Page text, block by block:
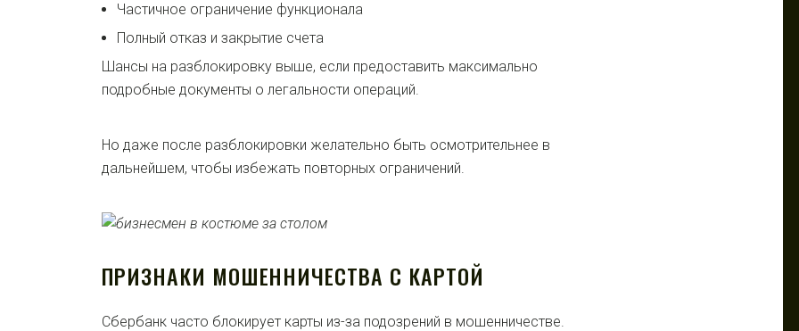
Частичное ограничение функционала
Полный отказ и закрытие счета
Шансы на разблокировку выше, если предоставить максимально
подробные документы о легальности операций.
Но даже после разблокировки желательно быть осмотрительнее в
дальнейшем, чтобы избежать повторных ограничений.
ПРИЗНАКИ МОШЕННИЧЕСТВА С КАРТОЙ
Сбербанк часто блокирует карты из-за подозрений в мошенничестве.